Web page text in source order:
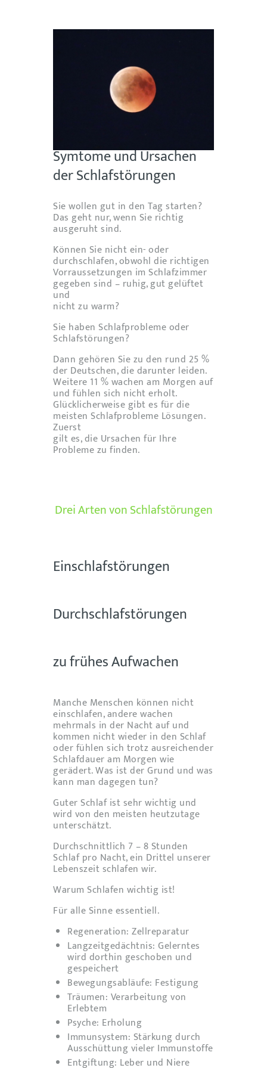
Symtome und Ursachen
der Schlafstörungen
Sie wollen gut in den Tag starten?
Das geht nur, wenn Sie richtig
ausgeruht sind.
Können Sie nicht ein- oder
durchschlafen, obwohl die richtigen
Vorraussetzungen im Schlafzimmer
gegeben sind – ruhig, gut gelüftet
und
nicht zu warm?
Sie haben Schlafprobleme oder
Schlafstörungen?
Dann gehören Sie zu den rund 25 %
der Deutschen, die darunter leiden.
Weitere 11 % wachen am Morgen auf
und fühlen sich nicht erholt.
Glücklicherweise gibt es für die
meisten Schlafprobleme Lösungen.
Zuerst
gilt es, die Ursachen für Ihre
Probleme zu finden.
Drei Arten von Schlafstörungen
Einschlafstörungen
Durchschlafstörungen
zu frühes Aufwachen
Manche Menschen können nicht
einschlafen, andere wachen
mehrmals in der Nacht auf und
kommen nicht wieder in den Schlaf
oder fühlen sich trotz ausreichender
Schlafdauer am Morgen wie
gerädert. Was ist der Grund und was
kann man dagegen tun?
Guter Schlaf ist sehr wichtig und
wird von den meisten heutzutage
unterschätzt.
Durchschnittlich 7 – 8 Stunden
Schlaf pro Nacht, ein Drittel unserer
Lebenszeit schlafen wir.
Warum Schlafen wichtig ist!
Für alle Sinne essentiell.
Regeneration: Zellreparatur
Langzeitgedächtnis: Gelerntes
wird dorthin geschoben und
gespeichert
Bewegungsabläufe: Festigung
Träumen: Verarbeitung von
Erlebtem
Psyche: Erholung
Immunsystem: Stärkung durch
Ausschüttung vieler Immunstoffe
Entgiftung: Leber und Niere